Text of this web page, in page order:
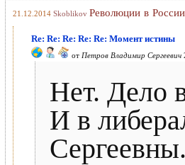
21.12.2014 Skoblikov Революции в
Re: Re: Re: Re: Re: Момент истины
от Петров Владимир Сергеевич
Нет. Дело
И в
Сергеевны.